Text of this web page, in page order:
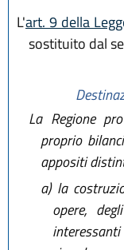
L'art. 9 della
sostituito dal
La Regione
proprio
appositi
a)la
opere,